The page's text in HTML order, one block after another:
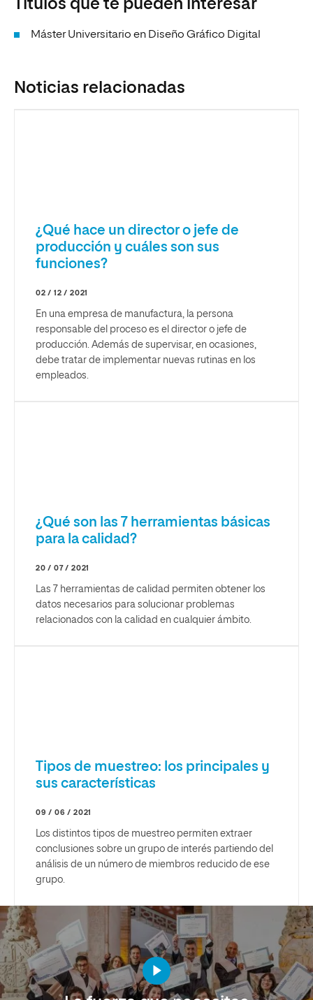
Títulos que te pueden interesar
Máster Universitario en Diseño Gráfico Digital
Noticias relacionadas
¿Qué hace un director o jefe de
producción y cuáles son sus
funciones?
02 / 12 / 2021
En una empresa de manufactura, la persona
responsable del proceso es el director o jefe de
producción. Además de supervisar, en ocasiones,
debe tratar de implementar nuevas rutinas en los
empleados.
¿Qué son las 7 herramientas básicas
para la calidad?
20 / 07 / 2021
Las 7 herramientas de calidad permiten obtener los
datos necesarios para solucionar problemas
relacionados con la calidad en cualquier ámbito.
Tipos de muestreo: los principales y
sus características
09 / 06 / 2021
Los distintos tipos de muestreo permiten extraer
conclusiones sobre un grupo de interés partiendo del
análisis de un número de miembros reducido de ese
grupo.